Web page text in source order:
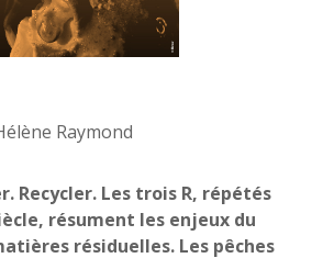
Raymond
Recycler. Les trois R, répétés
résument les enjeux du
résiduelles. Les pêches